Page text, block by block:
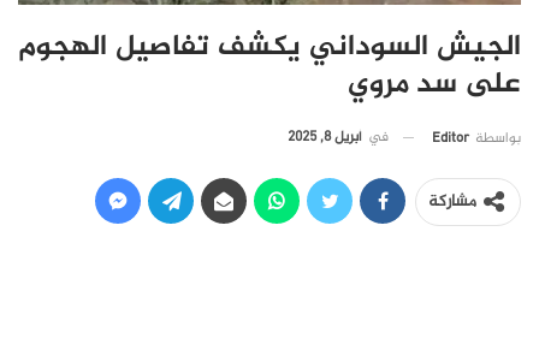
الجيش السوداني يكشف تفاصيل الهجوم
على سد مروي
بواسطة Editor في أبريل 8, 2025
مشاركة